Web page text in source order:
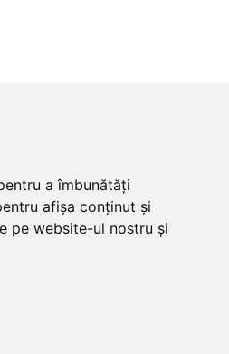
a îmbunătăți
afișa conținut și
pe website-ul nostru și
de soare Oakley
de soare Alpina
manusi